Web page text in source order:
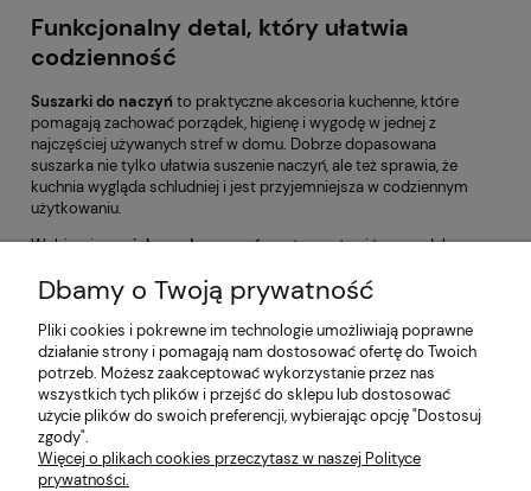
Funkcjonalny detal, który ułatwia
codzienność
Suszarki do naczyń to praktyczne akcesoria kuchenne, które
pomagają zachować porządek, higienę i wygodę w jednej z
najczęściej używanych stref w domu. Dobrze dopasowana
suszarka nie tylko ułatwia suszenie naczyń, ale też sprawia, że
kuchnia wygląda schludniej i jest przyjemniejsza w codziennym
użytkowaniu.
Wybierającociekacz do naczyń, warto postawić na model
wielkości kuchni. Dzięki temu nawet prosta czynność, jak odłożenie
umytego kubka czy talerza, stanie się wygodniejsza, a strefa
zmywania będzie zawsze dobrze zorganizowana.
Informacje
Płatności i dostawa
Dbamy o Twoją prywatność
Pliki cookies i pokrewne im technologie umożliwiają poprawne
działanie strony i pomagają nam dostosować ofertę do Twoich
potrzeb. Możesz zaakceptować wykorzystanie przez nas
wszystkich tych plików i przejść do sklepu lub dostosować
użycie plików do swoich preferencji, wybierając opcję "Dostosuj
zgody".
Więcej o plikach cookies przeczytasz w naszej Polityce
prywatności.